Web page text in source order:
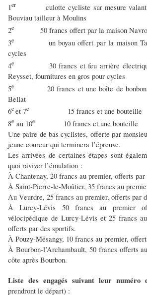
1er culotte cycliste sur mesure valant
Bouviau tailleur à Moulins
2e 50 francs offert par la maison Navrot,
3e un boyau offert par la maison
cycles
4e 30 francs et feu arrière électrique
Reysset, fournitures en gros pour cycles
5e 20 francs et une boîte de bonbons
Bellat
6eet 7e 15 francs et une bouteille
8e au 10e 10 francs et une bouteille
Une paire de bas cyclistes, offerte par
jeune coureur qui terminera l’épreuve.
Les arrivées de certaines étapes sont
quoi raviver l’émulation :
À Chantenay, 20 francs au premier, offerts par
À Saint-Pierre-le-Moûtier, 35 francs au
Au Veurdre, 25 francs au premier, offerts par
À Lurcy-Lévis 50 francs au premier
vélocipédique de Lurcy-Lévis et 25 francs
offerts par des sportifs.
À Pouzy-Mésangy, 10 francs au premier,
À Bourbon-l’Archambault, 50 francs offerts
côte après Bourbon.
Liste des engagés suivant leur numéro
prendront le départ) :